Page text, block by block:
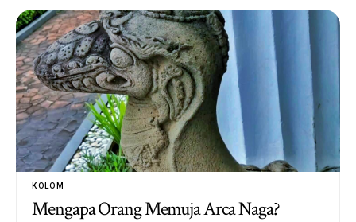
KOLOM
Mengapa Orang Memuja Arca Naga?